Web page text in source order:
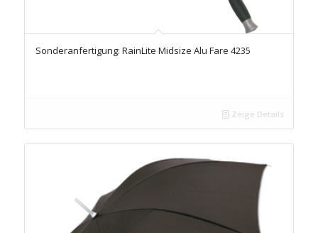
Sonderanfertigung: RainLite Midsize Alu Fare 4235
Zeige Details